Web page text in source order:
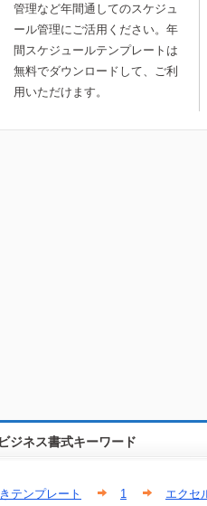
管理など年間通してのスケジュ
ール管理にご活用ください。年
間スケジュールテンプレートは
無料でダウンロードして、ご利
用いただけます。
ジネス書式キーワード
テンプレート 1 エクセ